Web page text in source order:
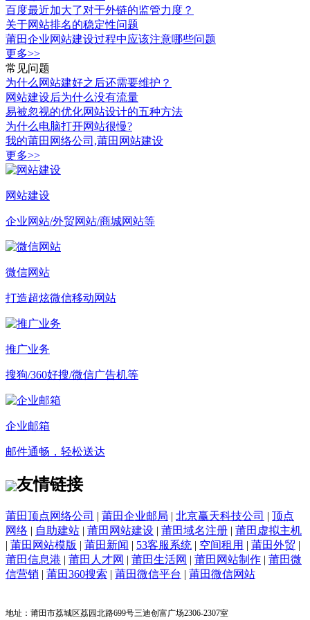
百度最近加大了对于外链的监管力度？
关于网站排名的稳定性问题
莆田企业网站建设过程中应该注意哪些问题
更多>>
常见问题
为什么网站建好之后还需要维护？
网站建设后为什么没有流量
易被忽视的优化网站设计的五种方法
为什么电脑打开网站很慢?
我的莆田网络公司,莆田网站建设
更多>>
网站建设
企业网站/外贸网站/商城网站等
微信网站
打造超炫微信移动网站
推广业务
搜狗/360好搜/微信广告机等
企业邮箱
邮件通畅，轻松送达
友情链接
莆田顶点网络公司 | 莆田企业邮局 | 北京赢天科技公司 | 顶点
网络 | 自助建站 | 莆田网站建设 | 莆田域名注册 | 莆田虚拟主机
| 莆田网站模版 | 莆田新闻 | 53客服系统 | 空间租用 | 莆田外贸 |
莆田信息港 | 莆田人才网 | 莆田生活网 | 莆田网站制作 | 莆田微
信营销 | 莆田360搜索 | 莆田微信平台 | 莆田微信网站
地址：莆田市荔城区荔园北路699号三迪创富广场2306-2307室